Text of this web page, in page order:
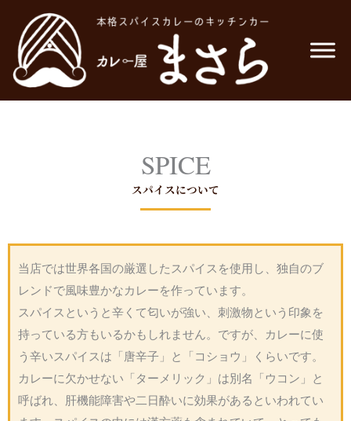
SPICE
スパイスについて
当店では世界各国の厳選したスパイスを使用し、独自のブ
レンドで風味豊かなカレーを作っています。
スパイスというと辛くて匂いが強い、刺激物という印象を
持っている方もいるかもしれません。ですが、カレーに使
う辛いスパイスは「唐辛子」と「コショウ」くらいです。
カレーに欠かせない「ターメリック」は別名「ウコン」と
呼ばれ、肝機能障害や二日酔いに効果があるといわれてい